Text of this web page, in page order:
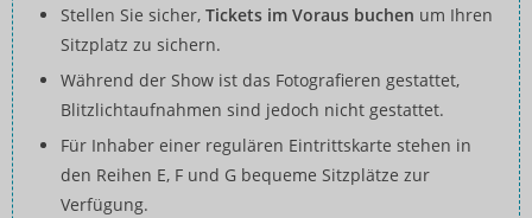
Stellen Sie sicher, Tickets im Voraus buchen um Ihren
Sitzplatz zu sichern.
Während der Show ist das Fotografieren gestattet,
Blitzlichtaufnahmen sind jedoch nicht gestattet.
Für Inhaber einer regulären Eintrittskarte stehen in
den Reihen E, F und G bequeme Sitzplätze zur
Verfügung.